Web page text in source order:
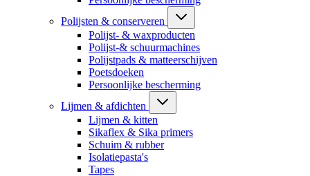
Polijsten & conserveren
Polijst- & waxproducten
Polijst-& schuurmachines
Polijstpads & matteerschijven
Poetsdoeken
Persoonlijke bescherming
Lijmen & afdichten
Lijmen & kitten
Sikaflex & Sika primers
Schuim & rubber
Isolatiepasta's
Tapes